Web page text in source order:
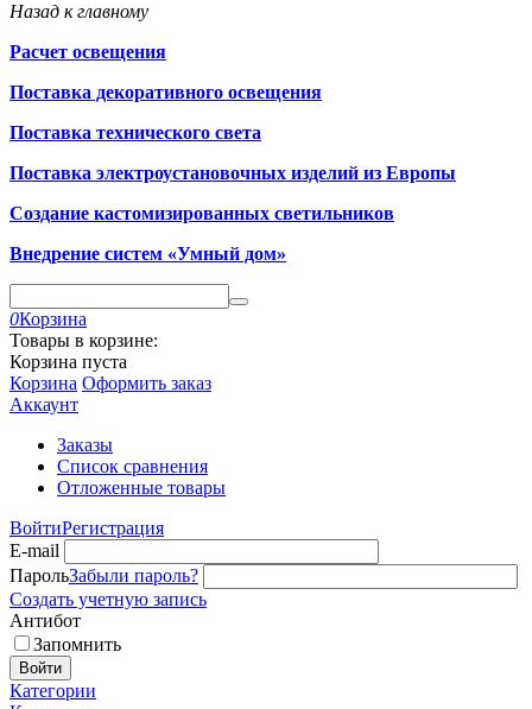
Назад к главному
Расчет освещения
Поставка декоративного освещения
Поставка технического света
Поставка электроустановочных изделий из Европы
Создание кастомизированных светильников
Внедрение систем «Умный дом»
0Корзина
Товары в корзине:
Корзина пуста
Корзина Оформить заказ
Аккаунт
Заказы
Список сравнения
Отложенные товары
ВойтиРегистрация
E-mail
ПарольЗабыли пароль?
Создать учетную запись
Антибот
Запомнить
Войти
Категории